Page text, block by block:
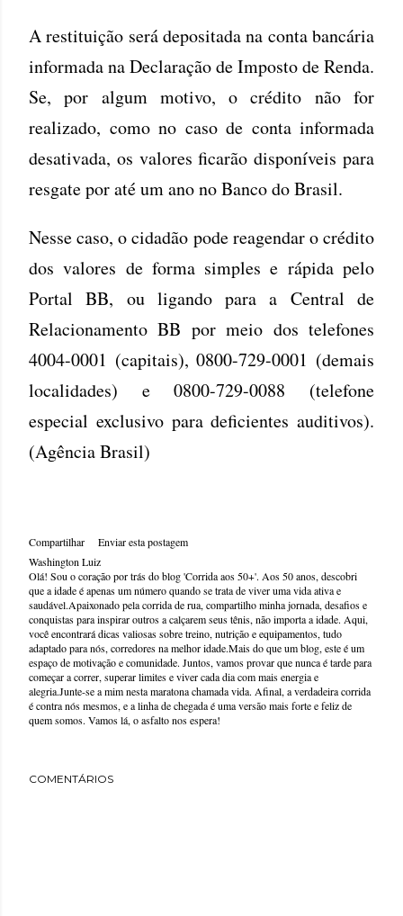
A restituição será depositada na conta bancária
informada na Declaração de Imposto de Renda.
Se, por algum motivo, o crédito não for
realizado, como no caso de conta informada
desativada, os valores ficarão disponíveis para
resgate por até um ano no Banco do Brasil.
Nesse caso, o cidadão pode reagendar o crédito
dos valores de forma simples e rápida pelo
Portal BB, ou ligando para a Central de
Relacionamento BB por meio dos telefones
4004-0001 (capitais), 0800-729-0001 (demais
localidades) e 0800-729-0088 (telefone
especial exclusivo para deficientes auditivos).
(Agência Brasil)
Compartilhar
Enviar esta postagem
Washington Luiz
Olá! Sou o coração por trás do blog 'Corrida aos 50+'. Aos 50 anos, descobri
que a idade é apenas um número quando se trata de viver uma vida ativa e
saudável.Apaixonado pela corrida de rua, compartilho minha jornada, desafios e
conquistas para inspirar outros a calçarem seus tênis, não importa a idade. Aqui,
você encontrará dicas valiosas sobre treino, nutrição e equipamentos, tudo
adaptado para nós, corredores na melhor idade.Mais do que um blog, este é um
espaço de motivação e comunidade. Juntos, vamos provar que nunca é tarde para
começar a correr, superar limites e viver cada dia com mais energia e
alegria.Junte-se a mim nesta maratona chamada vida. Afinal, a verdadeira corrida
é contra nós mesmos, e a linha de chegada é uma versão mais forte e feliz de
quem somos. Vamos lá, o asfalto nos espera!
COMENTÁRIOS